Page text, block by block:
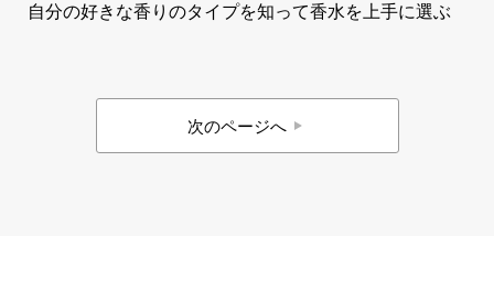
自分の好きな香りのタイプを知って香水を上手に選ぶ
次のページへ